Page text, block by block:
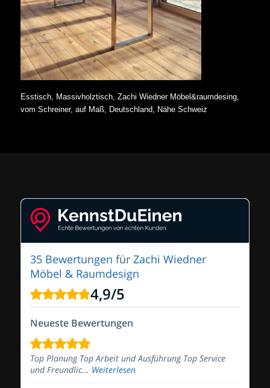
Esstisch, Massivholztisch, Zachi Wiedner Möbel&raumdesing,
vom Schreiner, auf Maß, Deutschland, Nähe Schweiz
35 Bewertungen für Zachi Wiedner
Möbel & Raumdesign
4,9/5
Neueste Bewertungen
Top Planung Top Arbeit und Ausführung Top Service
und Freundlic... Weiterlesen